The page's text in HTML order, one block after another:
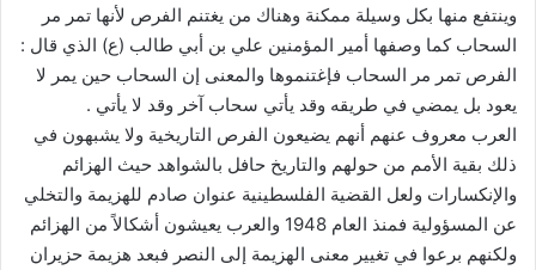
وينتفع منها بكل وسيلة ممكنة وهناك من يغتنم الفرص لأنها تمر مر
السحاب كما وصفها أمير المؤمنين علي بن أبي طالب (ع) الذي قال :
الفرص تمر مر السحاب فإغتنموها والمعنى إن السحاب حين يمر لا
يعود بل يمضي في طريقه وقد يأتي سحاب آخر وقد لا يأتي .
العرب معروف عنهم أنهم يضيعون الفرص التاريخية ولا يشبهون في
ذلك بقية الأمم من حولهم والتاريخ حافل بالشواهد حيث الهزائم
والإنكسارات ولعل القضية الفلسطينية عنوان صادم للهزيمة والتخلي
عن المسؤولية فمنذ العام 1948 والعرب يعيشون أشكالاً من الهزائم
ولكنهم برعوا في تغيير معنى الهزيمة إلى النصر فبعد هزيمة حزيران